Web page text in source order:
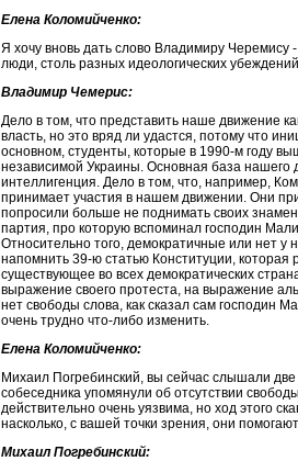
Елена Коломийченко:
Я хочу вновь дать слово Владимиру Черемису
люди, столь разных идеологических
Владимир Чемерис:
Дело в том, что представить наше движение
власть, но это вряд ли удастся, потому что
основном, студенты, которые в 1990-м году
независимой Украины. Основная база нашего
интеллигенция. Дело в том, что, например,
принимает участия в нашем движении. Они
попросили больше не поднимать своих
партия, про которую вспоминал господин
Относительно того, демократичные или нет у
напомнить 39-ю статью Конституции, которая
существующее во всех демократических
выражение своего протеста, на выражение
нет свободы слова, как сказал сам господин
очень трудно что-либо изменить.
Елена Коломийченко:
Михаил Погребинский, вы сейчас слышали
собеседника упомянули об отсутствии
действительно очень уязвима, но ход этого
насколько, с вашей точки зрения, они
Михаил Погребинский: